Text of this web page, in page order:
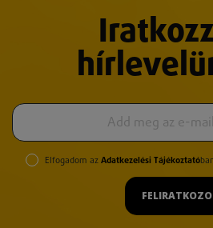
Elfogadom az Adatkezelési Tájékoztató